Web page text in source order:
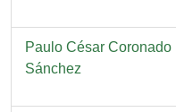
Nombre
Paulo César Coronado
Sánchez